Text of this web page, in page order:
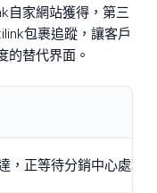
自家網站獲得，第三
包裹追蹤，讓客戶
的替代界面。
，正等待分銷中心處理